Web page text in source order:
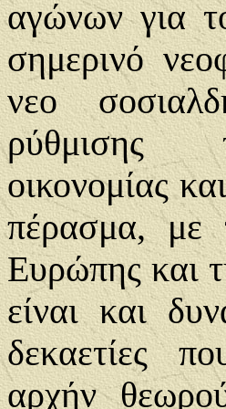
αγώνων για
σημερινό
νεο
ρύθμισης
οικονομίας
πέρασμα, με
Ευρώπης και
είναι και
δεκαετίες
αρχήν